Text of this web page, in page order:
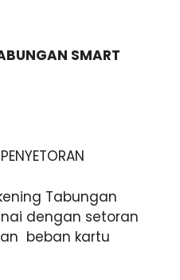
SMART
Tabungan
dengan setoran
beban kartu